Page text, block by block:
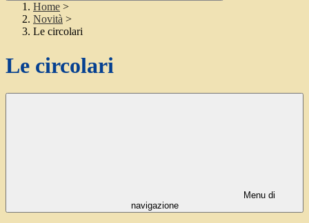
Home >
Novità >
Le circolari
Le circolari
Menu di
navigazione